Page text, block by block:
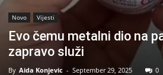
Novo Vijesti
Evo čemu metalni dio na
zapravo služi
By Aida Konjevic - September 29, 2025 0